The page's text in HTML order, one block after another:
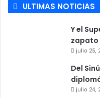
ULTIMAS NOTICIAS
Y el
zapato
julio 25,
Del
julio 24,